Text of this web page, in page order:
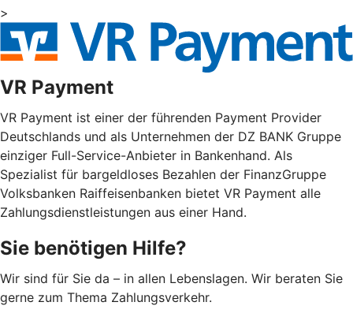
>
VR Payment
VR Payment ist einer der führenden Payment Provider
Deutschlands und als Unternehmen der DZ BANK Gruppe
einziger Full-Service-Anbieter in Bankenhand. Als
Spezialist für bargeldloses Bezahlen der FinanzGruppe
Volksbanken Raiffeisenbanken bietet VR Payment alle
Zahlungsdienstleistungen aus einer Hand.
Sie benötigen Hilfe?
Wir sind für Sie da – in allen Lebenslagen. Wir beraten Sie
gerne zum Thema Zahlungsverkehr.